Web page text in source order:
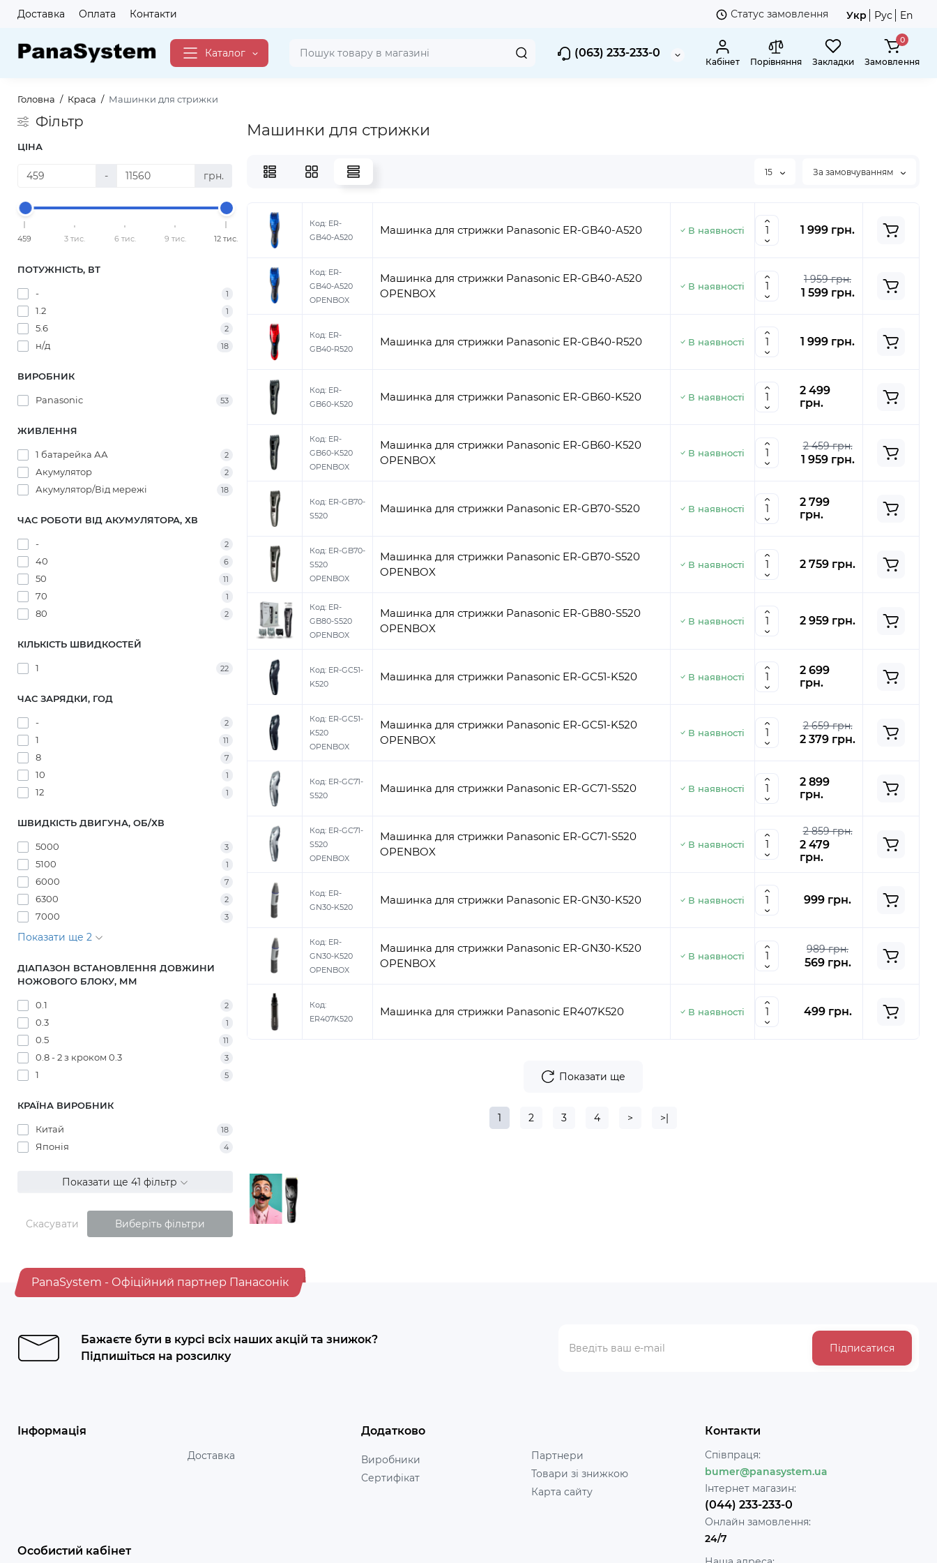
Доставка Оплата Контакти Статус замовлення Укр Рус En
Каталог (063) 233-233-0
Кабінет Порівняння Закладки
0
Замовлення
Головна Краса Машинки для стрижки
Фільтр
ЦІНА
- грн.
459 3 тис. 6 тис. 9 тис. 12 тис.
ПОТУЖНІСТЬ, ВТ
- 1
1.2 1
5.6 2
н/д 18
ВИРОБНИК
Panasonic 53
ЖИВЛЕННЯ
1 батарейка АА 2
Акумулятор 2
Акумулятор/Від мережі 18
ЧАС РОБОТИ ВІД АКУМУЛЯТОРА, ХВ
- 2
40 6
50 11
70 1
80 2
КІЛЬКІСТЬ ШВИДКОСТЕЙ
1 22
ЧАС ЗАРЯДКИ, ГОД
- 2
1 11
8 7
10 1
12 1
ШВИДКІСТЬ ДВИГУНА, ОБ/ХВ
5000 3
5100 1
6000 7
6300 2
7000 3
Показати ще 2
ДІАПАЗОН ВСТАНОВЛЕННЯ ДОВЖИНИ
НОЖОВОГО БЛОКУ, ММ
0.1 2
0.3 1
0.5 11
0.8 - 2 з кроком 0.3 3
1 5
КРАЇНА ВИРОБНИК
Китай 18
Японія 4
Показати ще 41 фільтр
Скасувати Виберіть фільтри
Машинки для стрижки
15 За замовчуванням
Код: ER-
GB40-A520
В наявності
Машинка для стрижки Panasonic ER-GB40-A520 1 999 грн.
Код: ER-
GB40-A520
OPENBOX
В наявності
Машинка для стрижки Panasonic ER-GB40-A520
OPENBOX
1 959 грн.
1 599 грн.
Код: ER-
GB40-R520
В наявності
Машинка для стрижки Panasonic ER-GB40-R520 1 999 грн.
Код: ER-
GB60-K520
В наявності
Машинка для стрижки Panasonic ER-GB60-K520
2 499
грн.
Код: ER-
GB60-K520
OPENBOX
В наявності
Машинка для стрижки Panasonic ER-GB60-K520
OPENBOX
2 459 грн.
1 959 грн.
Код: ER-GB70-
S520
В наявності
Машинка для стрижки Panasonic ER-GB70-S520
2 799
грн.
Код: ER-GB70-
S520
OPENBOX
В наявності
Машинка для стрижки Panasonic ER-GB70-S520
OPENBOX
2 759 грн.
Код: ER-
GB80-S520
OPENBOX
В наявності
Машинка для стрижки Panasonic ER-GB80-S520
OPENBOX
2 959 грн.
Код: ER-GC51-
K520
В наявності
Машинка для стрижки Panasonic ER-GC51-K520
2 699
грн.
Код: ER-GC51-
K520
OPENBOX
В наявності
Машинка для стрижки Panasonic ER-GC51-K520
OPENBOX
2 659 грн.
2 379 грн.
Код: ER-GC71-
S520
В наявності
Машинка для стрижки Panasonic ER-GC71-S520
2 899
грн.
Код: ER-GC71-
S520
OPENBOX
В наявності
Машинка для стрижки Panasonic ER-GC71-S520
OPENBOX
2 859 грн.
2 479
грн.
Код: ER-
GN30-K520
В наявності
Машинка для стрижки Panasonic ER-GN30-K520 999 грн.
Код: ER-
GN30-K520
OPENBOX
В наявності
Машинка для стрижки Panasonic ER-GN30-K520
OPENBOX
989 грн.
569 грн.
Код:
ER407K520
В наявності
Машинка для стрижки Panasonic ER407K520 499 грн.
Показати ще
1 2 3 4 > >|
PanaSystem - Офіційний партнер Панасонік
Бажаєте бути в курсі всіх наших акцій та знижок?
Підпишіться на розсилку
Підписатися
Інформація
Доставка
Додатково
Виробники
Сертифікат
Партнери
Товари зі знижкою
Карта сайту
Особистий кабінет
Контакти
Співпраця:
bumer@panasystem.ua
Інтернет магазин:
(044) 233-233-0
Онлайн замовлення:
24/7